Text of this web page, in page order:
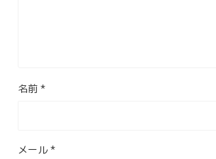
名前 *
メール *